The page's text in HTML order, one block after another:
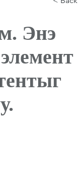
Энэ